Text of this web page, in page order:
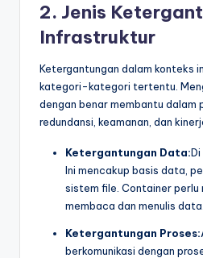
2. Jenis
Infrastruktur
Ketergantungan dalam konteks
kategori-kategori tertentu.
dengan benar membantu dalam
redundansi, keamanan, dan
Ketergantungan Data:
Ini mencakup basis data,
sistem file. Container perlu
membaca dan menulis data.
Ketergantungan Proses:
berkomunikasi dengan